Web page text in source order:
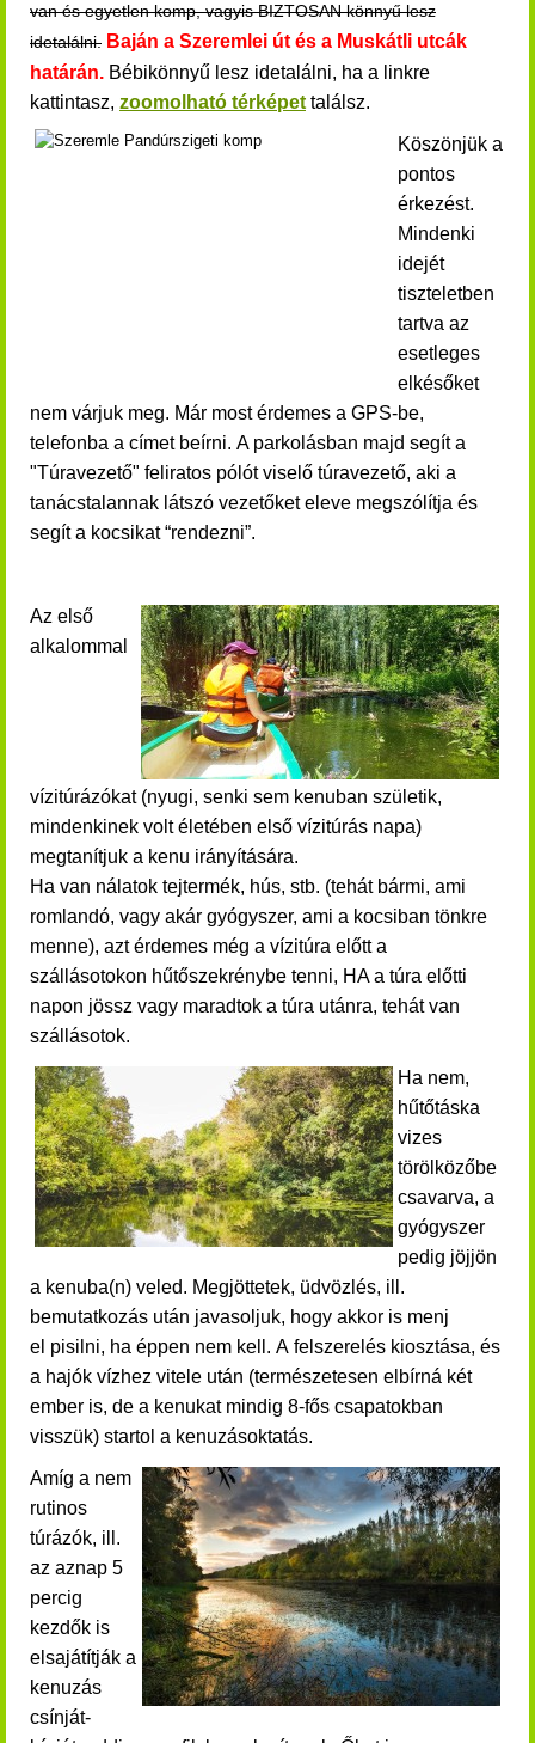
van és egyetlen komp, vagyis BIZTOSAN könnyű lesz
idetalálni. Baján a Szeremlei út és a Muskátli utcák
határán. Bébikönnyű lesz idetalálni, ha a linkre
kattintasz, zoomolható térképet találsz.
Köszönjük a
pontos
érkezést.
Mindenki
idejét
tiszteletben
tartva az
esetleges
elkésőket
nem várjuk meg. Már most érdemes a GPS-be,
telefonba a címet beírni. A parkolásban majd segít a
"Túravezető" feliratos pólót viselő túravezető, aki a
tanácstalannak látszó vezetőket eleve megszólítja és
segít a kocsikat “rendezni”.
Az első
alkalommal
vízitúrázókat (nyugi, senki sem kenuban születik,
mindenkinek volt életében első vízitúrás napa)
megtanítjuk a kenu irányítására.
Ha van nálatok tejtermék, hús, stb. (tehát bármi, ami
romlandó, vagy akár gyógyszer, ami a kocsiban tönkre
menne), azt érdemes még a vízitúra előtt a
szállásotokon hűtőszekrénybe tenni, HA a túra előtti
napon jössz vagy maradtok a túra utánra, tehát van
szállásotok.
Ha nem,
hűtőtáska
vizes
törölközőbe
csavarva, a
gyógyszer
pedig jöjjön
a kenuba(n) veled. Megjöttetek, üdvözlés, ill.
bemutatkozás után javasoljuk, hogy akkor is menj
el pisilni, ha éppen nem kell. A felszerelés kiosztása, és
a hajók vízhez vitele után (természetesen elbírná két
ember is, de a kenukat mindig 8-fős csapatokban
visszük) startol a kenuzásoktatás.
Amíg a nem
rutinos
túrázók, ill.
az aznap 5
percig
kezdők is
elsajátítják a
kenuzás
csínját-